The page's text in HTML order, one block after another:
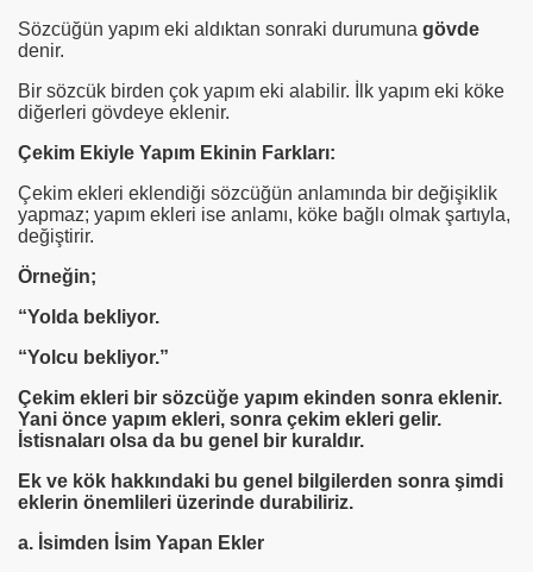
Sözcüğün yapım eki aldıktan sonraki durumuna gövde
denir.
Bir sözcük birden çok yapım eki alabilir. İlk yapım eki köke
diğerleri gövdeye eklenir.
Çekim Ekiyle Yapım Ekinin Farkları:
Çekim ekleri eklendiği sözcüğün anlamında bir değişiklik
yapmaz; yapım ekleri ise anlamı, köke bağlı olmak şartıyla,
değiştirir.
Örneğin;
“Yolda bekliyor.
“Yolcu bekliyor.”
Çekim ekleri bir sözcüğe yapım ekinden sonra eklenir.
Yani önce yapım ekleri, sonra çekim ekleri gelir.
İstisnaları olsa da bu genel bir kuraldır.
Ek ve kök hakkındaki bu genel bilgilerden sonra şimdi
eklerin önemlileri üzerinde durabiliriz.
a. İsimden İsim Yapan Ekler